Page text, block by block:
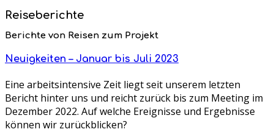
Reiseberichte
Berichte von Reisen zum Projekt
Neuigkeiten – Januar bis Juli 2023
Eine arbeitsintensive Zeit liegt seit unserem letzten
Bericht hinter uns und reicht zurück bis zum Meeting im
Dezember 2022. Auf welche Ereignisse und Ergebnisse
können wir zurückblicken?